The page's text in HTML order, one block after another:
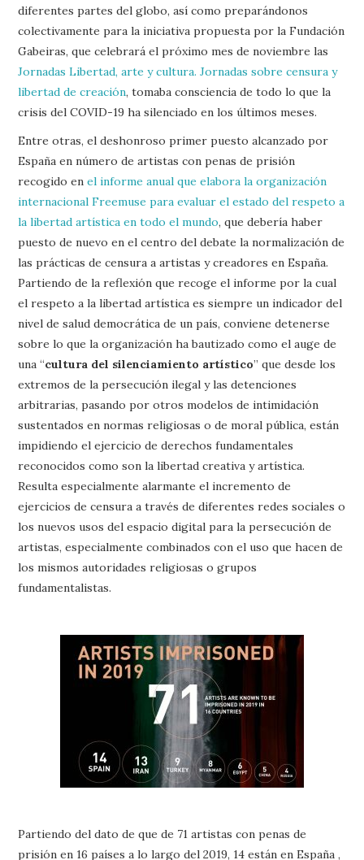
diferentes partes del globo, así como preparándonos
colectivamente para la iniciativa propuesta por la Fundación
Gabeiras, que celebrará el próximo mes de noviembre las
Jornadas Libertad, arte y cultura. Jornadas sobre censura y
libertad de creación, tomaba consciencia de todo lo que la
crisis del COVID-19 ha silenciado en los últimos meses.
Entre otras, el deshonroso primer puesto alcanzado por
España en número de artistas con penas de prisión
recogido enel informe anual que elabora la organización
internacional Freemuse para evaluar el estado del respeto a
la libertad artística en todo el mundo, que debería haber
puesto de nuevo en el centro del debate la normalización de
las prácticas de censura a artistas y creadores en España.
Partiendo de la reflexión que recoge el informe por la cual
el respeto a la libertad artística es siempre un indicador del
nivel de salud democrática de un país, conviene detenerse
sobre lo que la organización ha bautizado como el auge de
una “cultura del silenciamiento artístico” que desde los
extremos de la persecución ilegal y las detenciones
arbitrarias, pasando por otros modelos de intimidación
sustentados en normas religiosas o de moral pública, están
impidiendo el ejercicio de derechos fundamentales
reconocidos como son la libertad creativa y artística.
Resulta especialmente alarmante el incremento de
ejercicios de censura a través de diferentes redes sociales o
los nuevos usos del espacio digital para la persecución de
artistas, especialmente combinados con el uso que hacen de
los mismos autoridades religiosas o grupos
fundamentalistas.
Partiendo del dato de que de 71 artistas con penas de
prisión en 16 países a lo largo del 2019, 14 están en España ,